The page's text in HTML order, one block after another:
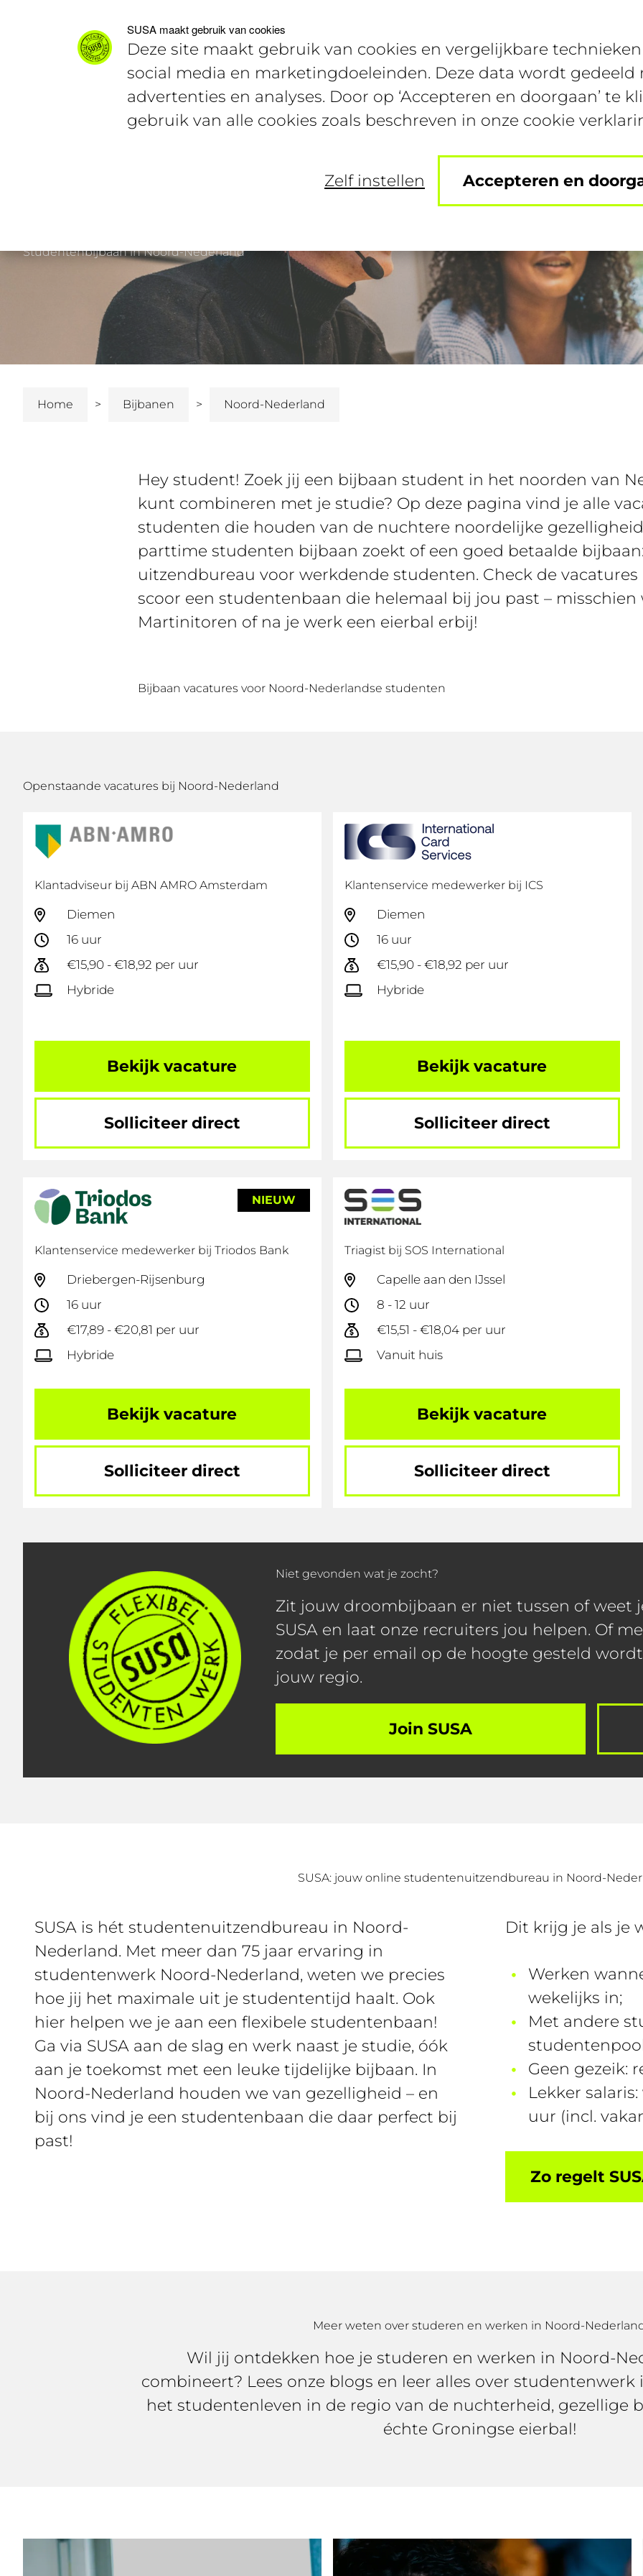
SUSA maakt gebruik van cookies
Deze site maakt gebruik van cookies en vergelijkbare
social media en marketingdoeleinden. Deze data wordt gedeeld
advertenties en analyses. Door op ‘Accepteren en doorgaan’ te
gebruik van alle cookies zoals beschreven in onze cookie
Zelf instellen Accepteren en
Bijbanen
Studentenbijbaan in Noord-Nederland
Home Bijbanen Noord-Nederland
Hey student! Zoek jij een bijbaan student in het noorden van
kunt combineren met je studie? Op deze pagina vind je alle
studenten die houden van de nuchtere noordelijke
parttime studenten bijbaan zoekt of een goed betaalde
uitzendbureau voor werkdende studenten. Check de
scoor een studentenbaan die helemaal bij jou past – misschien
Martinitoren of na je werk een eierbal erbij!
Bijbaan vacatures voor Noord-Nederlandse studenten
Openstaande vacatures bij Noord-Nederland
Klantadviseur bij ABN AMRO Amsterdam
Diemen
16 uur
€15,90 - €18,92 per uur
Hybride
Bekijk vacature
Solliciteer direct
Klantenservice medewerker bij ICS
Diemen
16 uur
€15,90 - €18,92 per uur
Hybride
Bekijk vacature
Solliciteer direct
NIEUW
Klantenservice medewerker bij Triodos Bank
Driebergen-Rijsenburg
16 uur
€17,89 - €20,81 per uur
Hybride
Bekijk vacature
Solliciteer direct
Triagist bij SOS International
Capelle aan den IJssel
8 - 12 uur
€15,51 - €18,04 per uur
Vanuit huis
Bekijk vacature
Solliciteer direct
Niet gevonden wat je zocht?
Zit jouw droombijbaan er niet tussen of weet
SUSA en laat onze recruiters jou helpen. Of
zodat je per email op de hoogte gesteld
jouw regio.
Join SUSA
SUSA: jouw online studentenuitzendbureau in Noord-
SUSA is hét studentenuitzendbureau in Noord-
Nederland. Met meer dan 75 jaar ervaring in
studentenwerk Noord-Nederland, weten we precies
hoe jij het maximale uit je studententijd haalt. Ook
hier helpen we je aan een flexibele studentenbaan!
Ga via SUSA aan de slag en werk naast je studie, óók
aan je toekomst met een leuke tijdelijke bijbaan. In
Noord-Nederland houden we van gezelligheid – en
bij ons vind je een studentenbaan die daar perfect bij
past!
Dit krijg je als je
Werken
wekelijks in;
Met andere
Geen gezeik:
Lekker
uur (incl.
Zo regelt
Meer weten over studeren en werken in Noord-
Wil jij ontdekken hoe je studeren en werken in Noord-
combineert? Lees onze blogs en leer alles over
het studentenleven in de regio van de nuchterheid, gezellige
échte Groningse eierbal!